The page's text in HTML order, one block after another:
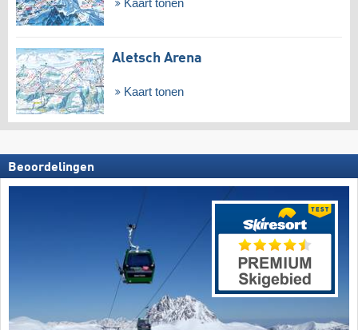
Kaart tonen
Aletsch Arena
Kaart tonen
Beoordelingen